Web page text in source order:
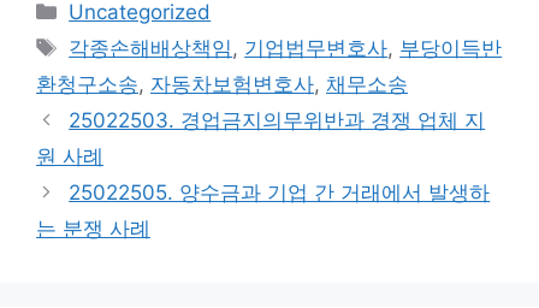
Categories
Uncategorized
Tags
각종손해배상책임 , 기업법무변호사, 부당이득반
환청구소송, 자동차보험변호사, 채무소송
25022503. 경업금지의무위반과 경쟁 업체 지
원 사례
25022505. 양수금과 기업 간 거래에서 발생하
는 분쟁 사례